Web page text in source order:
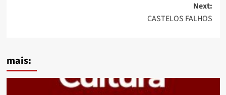
Next:
CASTELOS FALHOS
mais: